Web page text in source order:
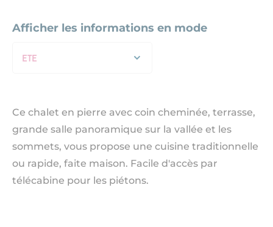
Afficher les informations en mode
ETE
Ce chalet en pierre avec coin cheminée, terrasse,
grande salle panoramique sur la vallée et les
sommets, vous propose une cuisine traditionnelle
ou rapide, faite maison. Facile d'accès par
télécabine pour les piétons.